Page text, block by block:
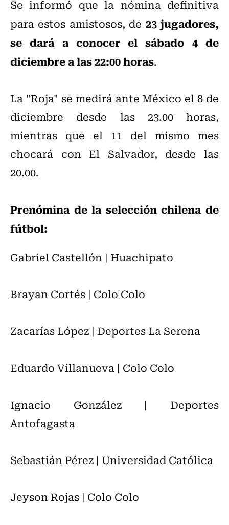
Se informó que la nómina definitiva
para estos amistosos, de 23 jugadores,
se dará a conocer el sábado 4 de
diciembre a las 22:00 horas.
La "Roja" se medirá ante México el 8 de
diciembre desde las 23.00 horas,
mientras que el 11 del mismo mes
chocará con El Salvador, desde las
20.00.
Prenómina de la selección chilena de
fútbol:
Gabriel Castellón | Huachipato
Brayan Cortés | Colo Colo
Zacarías López | Deportes La Serena
Eduardo Villanueva | Colo Colo
Ignacio González | Deportes
Antofagasta
Sebastián Pérez | Universidad Católica
Jeyson Rojas | Colo Colo